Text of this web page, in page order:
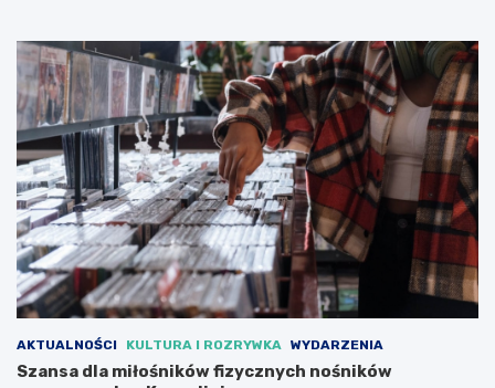
AKTUALNOŚCI KULTURA I ROZRYWKA WYDARZENIA
Szansa dla miłośników fizycznych nośników